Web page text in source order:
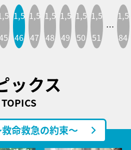
1,5
46
1,5
47
1,5
48
1,5
49
1,5
50
1,5
51
…
1,5
84
ックス
TOPICS
命救急の約束～